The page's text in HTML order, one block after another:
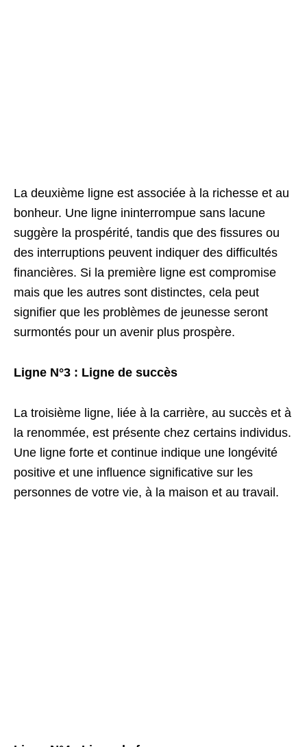
La deuxième ligne est associée à la richesse et au
bonheur. Une ligne ininterrompue sans lacune
suggère la prospérité, tandis que des fissures ou
des interruptions peuvent indiquer des difficultés
financières. Si la première ligne est compromise
mais que les autres sont distinctes, cela peut
signifier que les problèmes de jeunesse seront
surmontés pour un avenir plus prospère.
Ligne N°3 : Ligne de succès
La troisième ligne, liée à la carrière, au succès et à
la renommée, est présente chez certains individus.
Une ligne forte et continue indique une longévité
positive et une influence significative sur les
personnes de votre vie, à la maison et au travail.